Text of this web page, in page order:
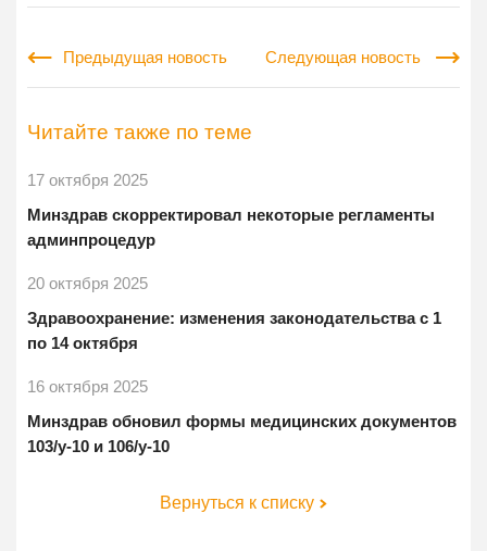
Предыдущая новость Следующая новость
Читайте также по теме
17 октября 2025
Минздрав скорректировал некоторые регламенты
админпроцедур
20 октября 2025
Здравоохранение: изменения законодательства с 1
по 14 октября
16 октября 2025
Минздрав обновил формы медицинских документов
103/у-10 и 106/у-10
Вернуться к списку